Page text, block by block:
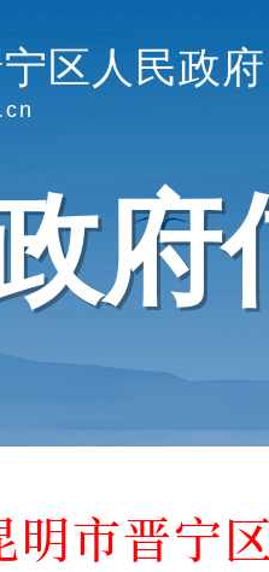
区人民政府
府
明市晋宁